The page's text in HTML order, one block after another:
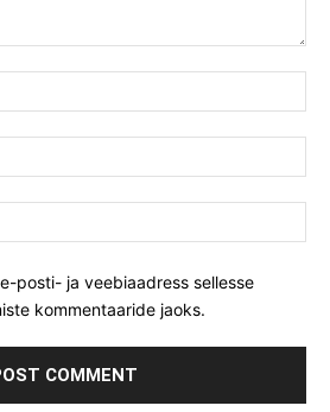
posti- ja veebiaadress sellesse
kommentaaride jaoks.